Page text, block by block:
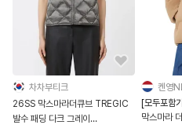
차차부티크
26SS 막스마라더큐브 TREGIC
발수 패딩 다크 그레이
켄영NL
[모두포함
막스마라